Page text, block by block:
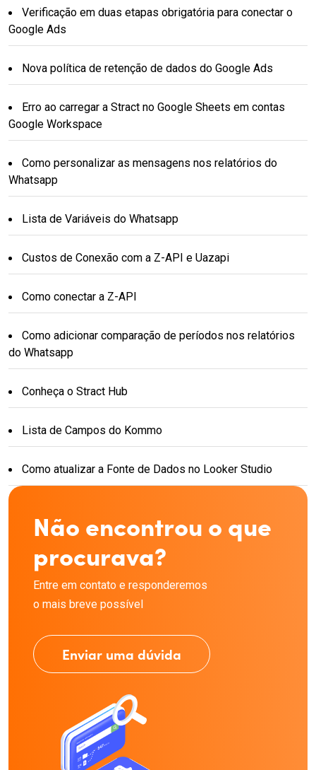
Verificação em duas etapas obrigatória para conectar o
Google Ads
Nova política de retenção de dados do Google Ads
Erro ao carregar a Stract no Google Sheets em contas
Google Workspace
Como personalizar as mensagens nos relatórios do
Whatsapp
Lista de Variáveis do Whatsapp
Custos de Conexão com a Z-API e Uazapi
Como conectar a Z-API
Como adicionar comparação de períodos nos relatórios
do Whatsapp
Conheça o Stract Hub
Lista de Campos do Kommo
Como atualizar a Fonte de Dados no Looker Studio
Não encontrou o que
procurava?
Entre em contato e responderemos
o mais breve possível
Enviar uma dúvida